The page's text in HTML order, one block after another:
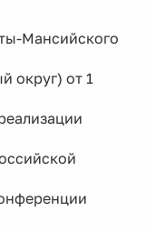
Мансийского
округ) от 1